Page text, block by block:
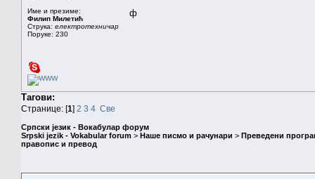
Име и презиме:
Филип Милетић
Струка: електротехничар
Поруке: 230
ф
Тагови:
Странице: [1] 2 3 4 Све
Српски језик - Вокабулар форум
Srpski jezik - Vokabular forum > Наше писмо и рачунари > Преведени
правопис и превод